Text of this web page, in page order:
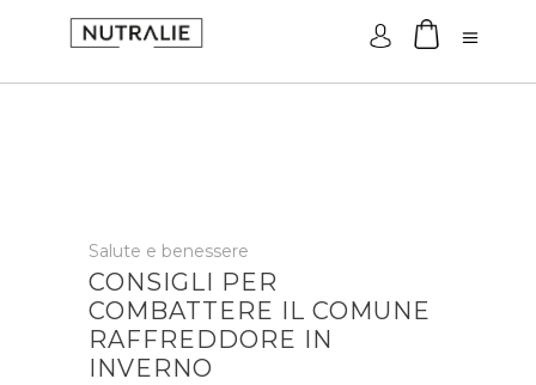
Accesso
Salute e benessere
CONSIGLI PER
COMBATTERE IL COMUNE
RAFFREDDORE IN
INVERNO